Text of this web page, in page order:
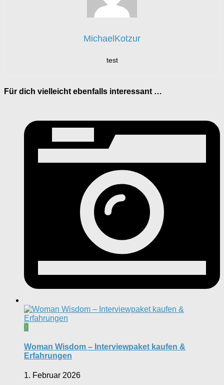
MichaelKotzur
test
Für dich vielleicht ebenfalls interessant …
0
Woman Wisdom – Interviewpaket kaufen &
Erfahrungen
1. Februar 2026